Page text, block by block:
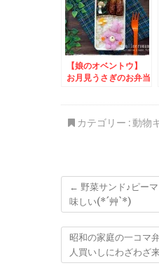
【娘のオベントウ】
お月見うさぎのお弁当
カテゴリー :動物
← 野菜サンド♪ピー
味しい(*´艸`*)
昭和の家庭の一コマ
人買いしにわざわざ